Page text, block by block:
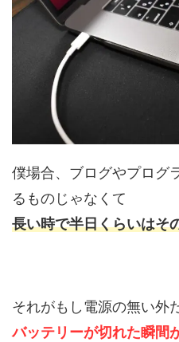
僕場合、ブログやプログ
るものじゃなくて
長い時で半日くらいはそ
それがもし電源の無い外
バッテリーが切れた瞬間